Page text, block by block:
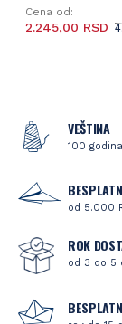
Cena od:
2.245,00 RSD
VEŠTINA
100
od 5.000
ROK
od 3 do 5